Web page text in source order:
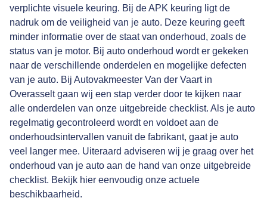
verplichte visuele keuring. Bij de APK keuring ligt de
nadruk om de veiligheid van je auto. Deze keuring geeft
minder informatie over de staat van onderhoud, zoals de
status van je motor. Bij auto onderhoud wordt er gekeken
naar de verschillende onderdelen en mogelijke defecten
van je auto. Bij Autovakmeester Van der Vaart in
Overasselt gaan wij een stap verder door te kijken naar
alle onderdelen van onze uitgebreide checklist. Als je auto
regelmatig gecontroleerd wordt en voldoet aan de
onderhoudsintervallen vanuit de fabrikant, gaat je auto
veel langer mee. Uiteraard adviseren wij je graag over het
onderhoud van je auto aan de hand van onze uitgebreide
checklist. Bekijk hier eenvoudig onze actuele
beschikbaarheid.